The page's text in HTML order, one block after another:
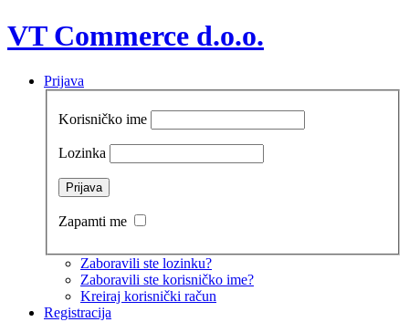
VT Commerce d.o.o.
Prijava
Korisničko ime
Lozinka
Zapamti me
Zaboravili ste lozinku?
Zaboravili ste korisničko ime?
Kreiraj korisnički račun
Registracija